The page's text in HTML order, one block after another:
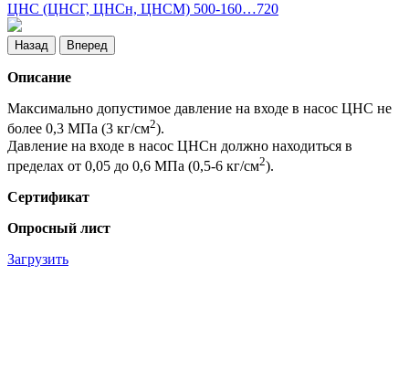
ЦНС (ЦНСГ, ЦНСн, ЦНСМ) 500-160…720
Назад Вперед
Описание
Максимально допустимое давление на входе в насос ЦНС не
более 0,3 МПа (3 кг/см2).
Давление на входе в насос ЦНСн должно находиться в
пределах от 0,05 до 0,6 МПа (0,5-6 кг/см2).
Сертификат
Опросный лист
Загрузить